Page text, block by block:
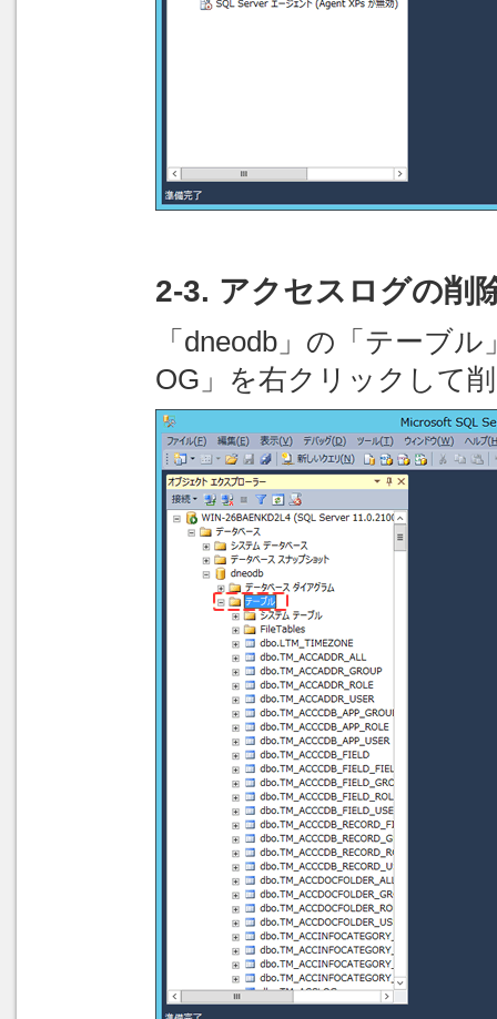
2-3. アクセスログの削
「dneodb」の「テーブ
OG」を右クリックして